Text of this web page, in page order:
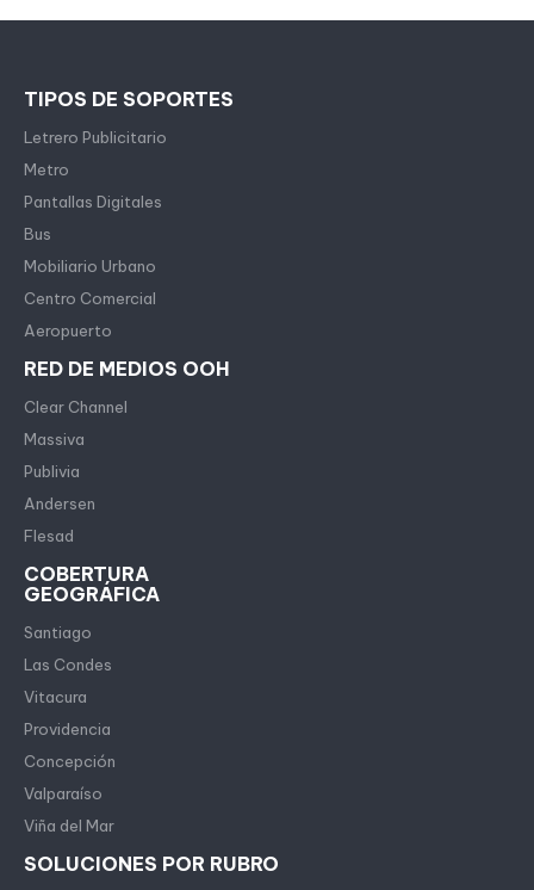
TIPOS DE SOPORTES
Letrero Publicitario
Metro
Pantallas Digitales
Bus
Mobiliario Urbano
Centro Comercial
Aeropuerto
RED DE MEDIOS OOH
Clear Channel
Massiva
Publivia
Andersen
Flesad
COBERTURA
GEOGRÁFICA
Santiago
Las Condes
Vitacura
Providencia
Concepción
Valparaíso
Viña del Mar
SOLUCIONES POR RUBRO